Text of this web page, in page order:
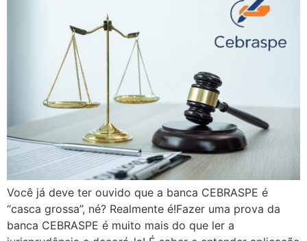
Você já deve ter ouvido que a banca CEBRASPE é
“casca grossa”, né? Realmente é!Fazer uma prova da
banca CEBRASPE é muito mais do que ler a